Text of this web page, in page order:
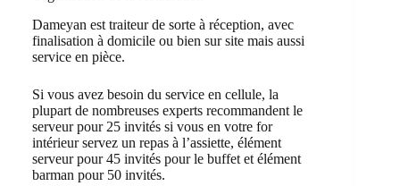
Dameyan est traiteur de sorte à réception, avec
finalisation à domicile ou bien sur site mais aussi
service en pièce.
Si vous avez besoin du service en cellule, la
plupart de nombreuses experts recommandent le
serveur pour 25 invités si vous en votre for
intérieur servez un repas à l’assiette, élément
serveur pour 45 invités pour le buffet et élément
barman pour 50 invités.